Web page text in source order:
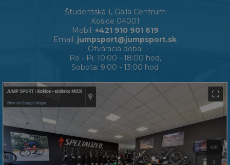
Študentská 1, Galla Centrum
Košice 04001
Mobil: +421 910 901 619
Email: jumpsport@jumpsport.sk
Otváracia doba:
Po - Pi: 10:00 - 18:00 hod,
Sobota: 9:00 - 13:00 hod